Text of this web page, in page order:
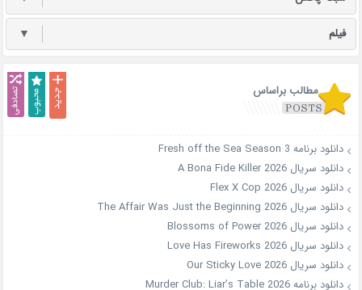
فیلم ▼
مطالب براساس
دانلود برنامه Fresh off the Sea Season 3
دانلود سریال A Bona Fide Killer 2026
دانلود سریال Flex X Cop 2026
دانلود سریال The Affair Was Just the Beginning 2026
دانلود سریال Blossoms of Power 2026
دانلود سریال Love Has Fireworks 2026
دانلود سریال Our Sticky Love 2026
دانلود برنامه Murder Club: Liar’s Table 2026